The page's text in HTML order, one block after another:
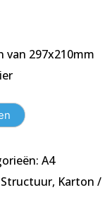
van 297x210mm
A4
, Karton /